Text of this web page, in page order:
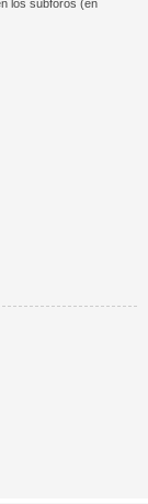
los subforos (en